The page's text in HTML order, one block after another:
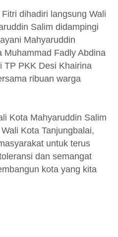
dihadiri langsung Wali
Salim didampingi
Mahyaruddin
Muhammad Fadly Abdina
TP PKK Desi Khairina
ribuan warga
Kota Mahyaruddin Salim
Kota Tanjungbalai,
untuk terus
dan semangat
kota yang kita